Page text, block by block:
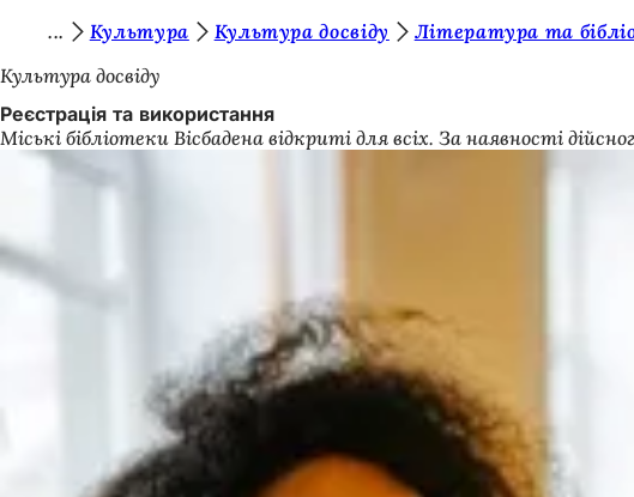
Перейти до змісту
и
т
у
Культура Культура досвіду Література та
Культура досвіду
Реєстрація та використання
Міські бібліотеки Вісбадена відкриті для всіх. За наявності